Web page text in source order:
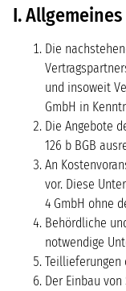
I. Allgemeines
Die
und insoweit
GmbH in
Die Angebote
126 b BGB
An
vor. Diese
4 GmbH ohne
Behördliche
notwendige
Teillieferungen
Der Einbau